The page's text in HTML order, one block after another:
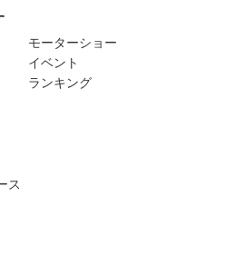
モーターショー
イベント
ランキング
ス